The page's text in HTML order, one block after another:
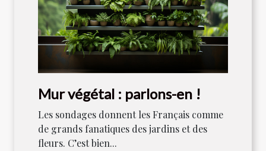
Mur végétal : parlons-en !
Les sondages donnent les Français comme
de grands fanatiques des jardins et des
fleurs. C’est bien...